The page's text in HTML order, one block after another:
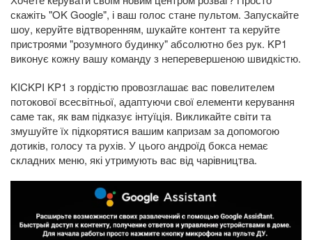
скажіть "OK Google", і ваш голос стане пультом. Запускайте
шоу, керуйте відтворенням, шукайте контент та керуйте
пристроями "розумного будинку" абсолютно без рук. KP1
виконує кожну вашу команду з неперевершеною швидкістю.
KICKPI KP1 з гордістю провозглашає вас повелителем
потокової всесвітньої, адаптуючи свої елементи керування
саме так, як вам підказує інтуїція. Викликайте світи та
змушуйте їх підкорятися вашим капризам за допомогою
дотиків, голосу та рухів. У цього андроїд бокса немає
складних меню, які утримують вас від чарівництва.